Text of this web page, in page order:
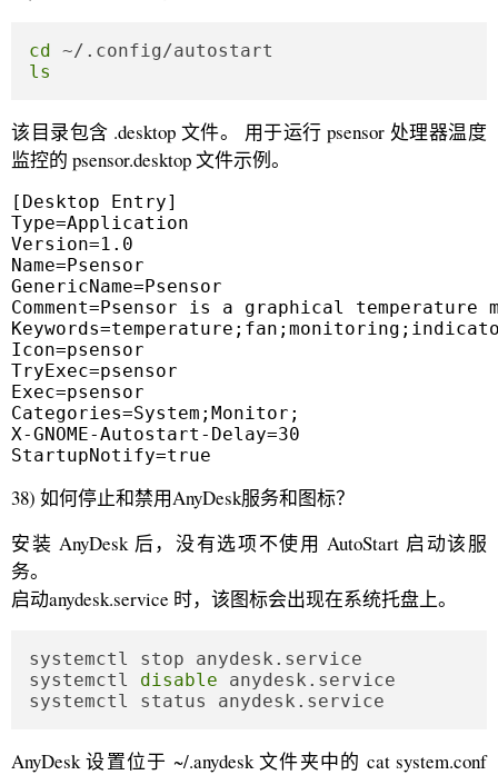
cd
ls
该目录包含 .desktop 文件。 用于运行 psensor 处理器温度
监控的 psensor.desktop 文件示例。
[Desktop Entry]
Version=1.0
Name=Psensor
GenericName=Psensor
Comment=Psensor is a graphical
Icon=psensor
TryExec=psensor
Exec=psensor
Categories=System;Monitor;
X-GNOME-Autostart-Delay=30
StartupNotify=true
38) 如何停止和禁用AnyDesk服务和图标？
安装 AnyDesk 后，没有选项不使用 AutoStart 启动该服
务。
启动anydesk.service 时，该图标会出现在系统托盘上。
systemctl stop anydesk.service
systemctl disable anydesk.service
systemctl status anydesk.service
AnyDesk 设置位于 ~/.anydesk 文件夹中的 cat system.conf